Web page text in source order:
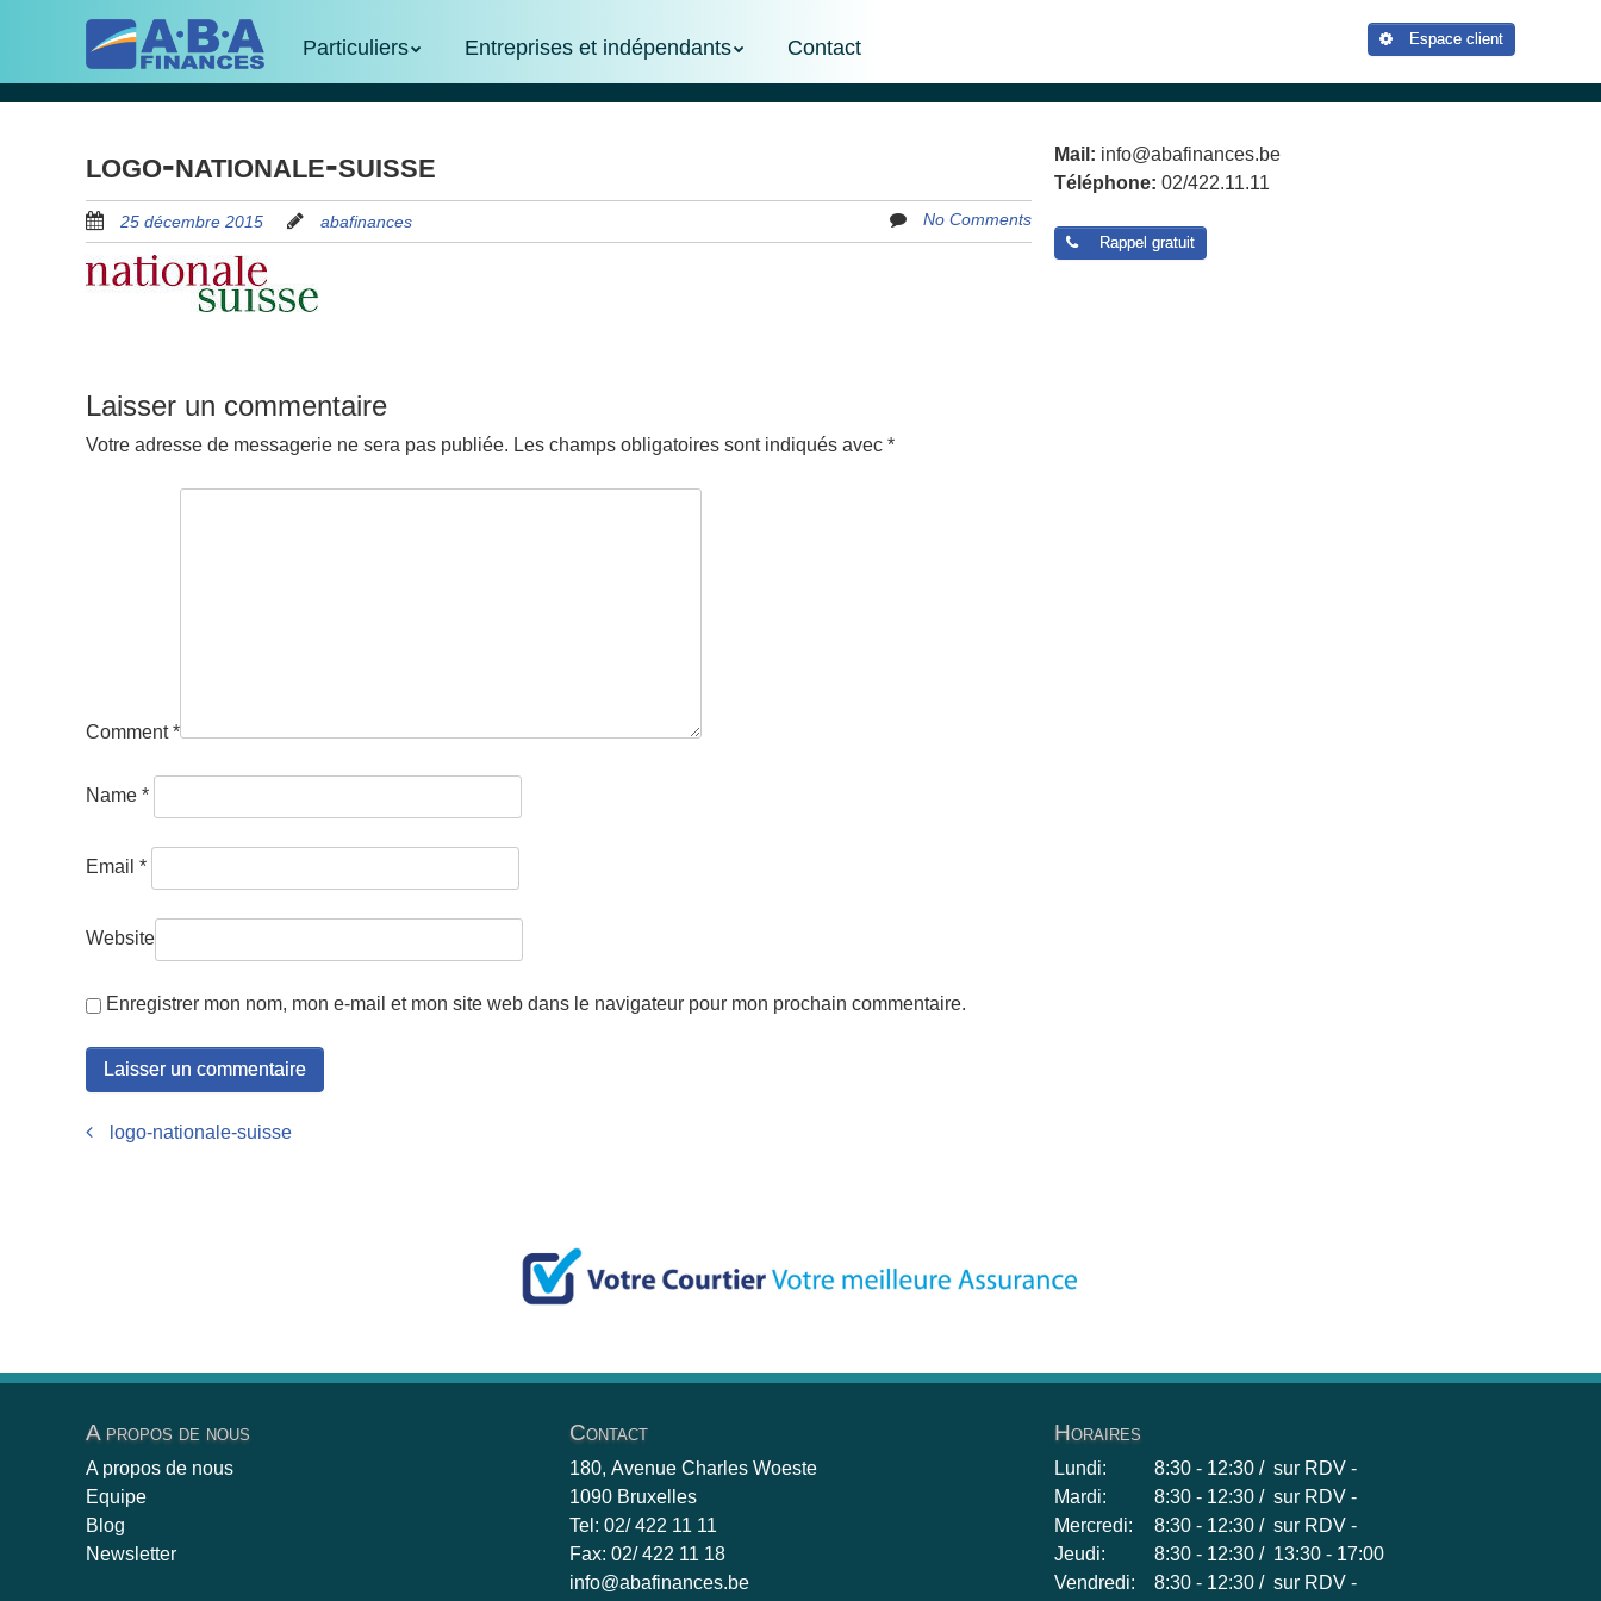
content
Skip to content
Menu
Particuliers Entreprises et indépendants Contact Espace client
logo-nationale-suisse
25 décembre 2015 abafinances No Comments
Laisser un commentaire
Votre adresse de messagerie ne sera pas publiée. Les champs obligatoires sont indiqués avec *
Comment*
Name *
Email *
Website
Enregistrer mon nom, mon e-mail et mon site web dans le navigateur pour mon prochain commentaire.
Post navigation
logo-nationale-suisse
Mail: info@abafinances.be
Téléphone: 02/422.11.11
Rappel gratuit
A propos de nous
A propos de nous
Equipe
Blog
Newsletter
Contact
180, Avenue Charles Woeste
1090 Bruxelles
Tel: 02/ 422 11 11
Fax: 02/ 422 11 18
info@abafinances.be
Horaires
Lundi:
8:30 - 12:30 / sur RDV -
Mardi:
8:30 - 12:30 / sur RDV -
Mercredi:
8:30 - 12:30 / sur RDV -
Jeudi:
8:30 - 12:30 / 13:30 - 17:00
Vendredi:
8:30 - 12:30 / sur RDV -